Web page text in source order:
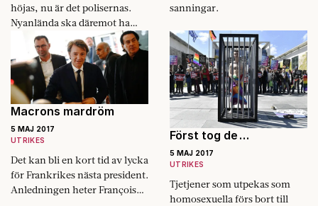
höjas, nu är det polisernas.
Nyanlända ska däremot ha
mindre betalt. Politiker, röda
som blå, är inne och petar i
lönerna.
sanningar.
Macrons mardröm
5 MAJ 2017
UTRIKES
Det kan bli en kort tid av lycka
för Frankrikes nästa president.
Anledningen heter François
Först tog de …
5 MAJ 2017
UTRIKES
Tjetjener som utpekas som
homosexuella förs bort till